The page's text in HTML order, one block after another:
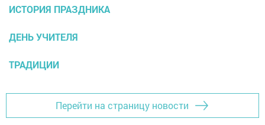
ИСТОРИЯ ПРАЗДНИКА
ДЕНЬ УЧИТЕЛЯ
ТРАДИЦИИ
Перейти на страницу новости